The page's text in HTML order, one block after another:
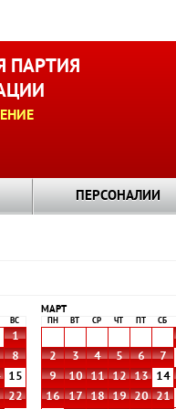
ПАРТИЯ
ПЕРСОНАЛИИ
ВС
1
8
15
22
МАРТ
ПН ВТ СР ЧТ СБ
2
3 4 5 6 7
9
10 11 12 13 14
16
17 18 19 20 21